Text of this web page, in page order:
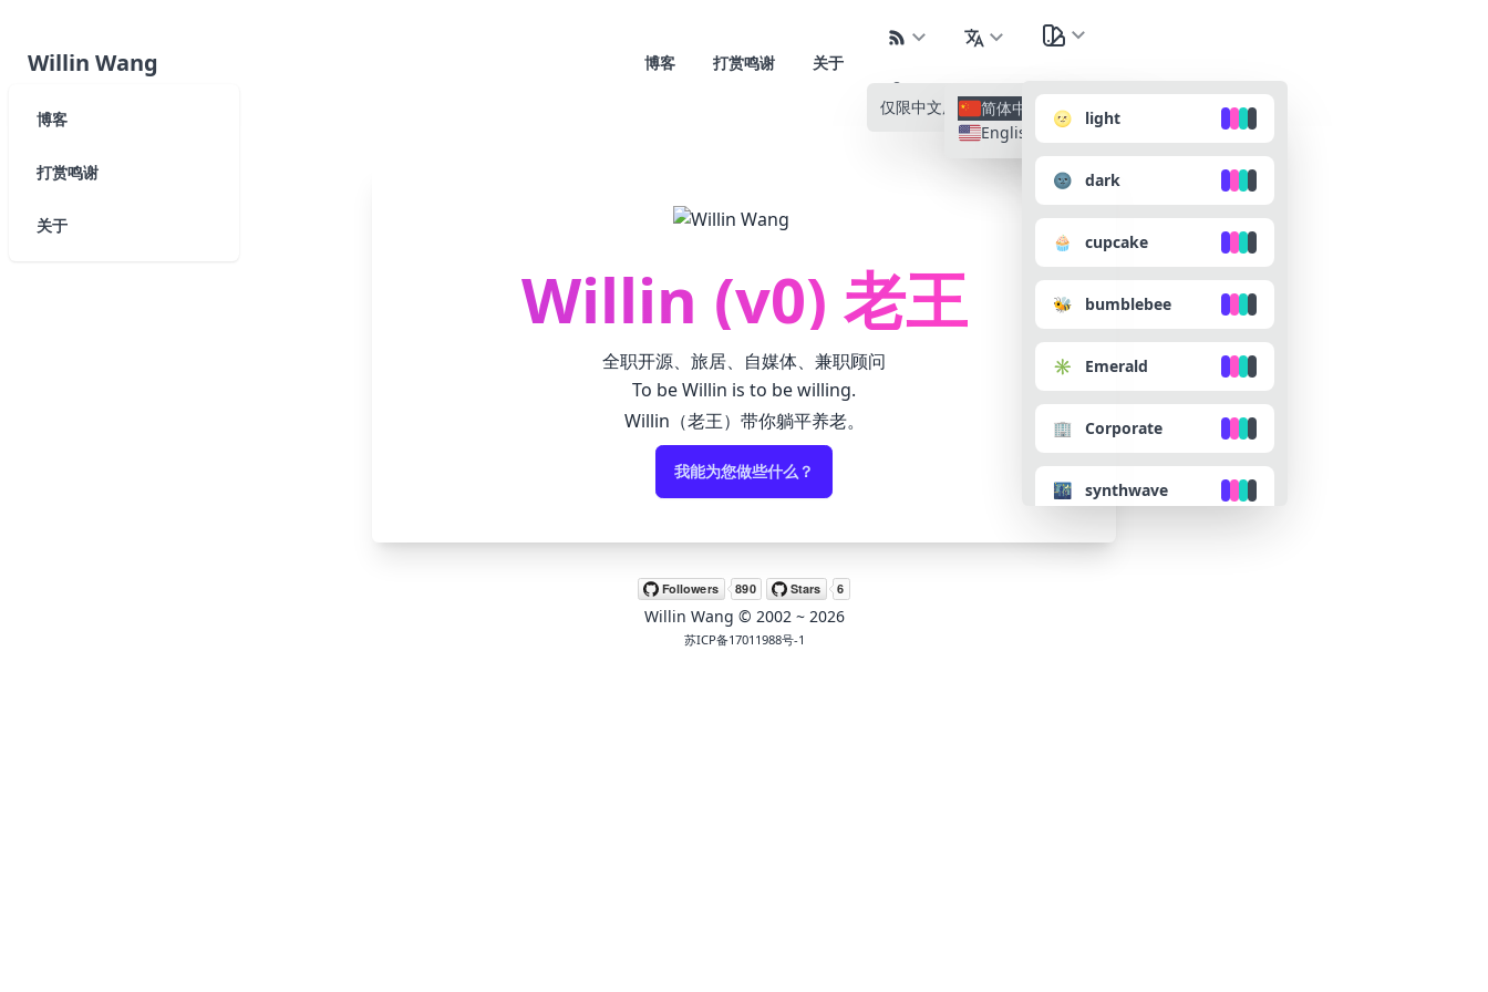
博客
打赏鸣谢
关于
Willin Wang 博客 打赏鸣谢 关于
仅限中文所有语种简体中文
English
🌝 light
🌚 dark
🧁 cupcake
🐝 bumblebee
✳️ Emerald
🏢 Corporate
🌃 synthwave
👴 retro
Willin (v0) 老王
全职开源、旅居、自媒体、兼职顾问
To be Willin is to be willing.
Willin（老王）带你躺平养老。
我能为您做些什么？
Willin Wang © 2002 ~ 2026
苏ICP备17011988号-1